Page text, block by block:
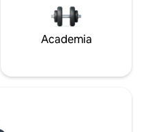
Academia